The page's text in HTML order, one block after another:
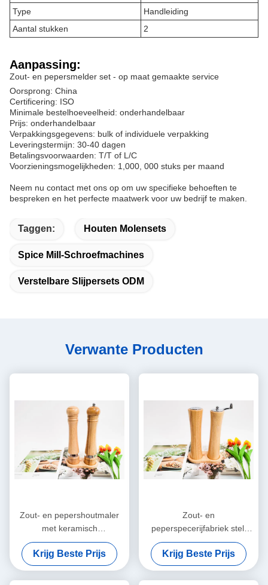
Type
Handleiding
Aantal stukken
2
Aanpassing:
Zout- en pepersmelder set - op maat gemaakte service
Oorsprong: China
Certificering: ISO
Minimale bestelhoeveelheid: onderhandelbaar
Prijs: onderhandelbaar
Verpakkingsgegevens: bulk of individuele verpakking
Leveringstermijn: 30-40 dagen
Betalingsvoorwaarden: T/T of L/C
Voorzieningsmogelijkheden: 1,000, 000 stuks per maand
Neem nu contact met ons op om uw specifieke behoeften te
bespreken en het perfecte maatwerk voor uw bedrijf te maken.
Taggen: Houten Molensets
Spice Mill-Schroefmachines
Verstelbare Slijpersets ODM
Verwante Producten
Zout- en pepershoutmaler
met keramisch
slijpmechanisme
Krijg Beste Prijs
Zout- en
peperspecerijfabriek stelt
aanpasbare ruwheid in
Krijg Beste Prijs